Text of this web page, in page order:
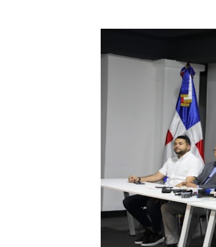
Tribunal
JCE
Restaurante
Banco
SNS y el
Osiris de
DGPCF: 55
Operativo